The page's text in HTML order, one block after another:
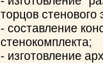
торцов стенового
- составление
стенокомплекта;
- изготовление